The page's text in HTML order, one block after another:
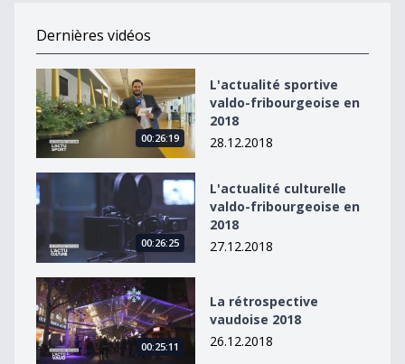
Dernières vidéos
L&#039;actualité sportive valdo-fribourgeoise en 2018
00:26:19
L'actualité sportive
valdo-fribourgeoise en
2018
28.12.2018
L&#039;actualité culturelle valdo-fribourgeoise en
00:26:25
L'actualité culturelle
valdo-fribourgeoise en
2018
27.12.2018
La rétrospective vaudoise 2018
00:25:11
La rétrospective
vaudoise 2018
26.12.2018